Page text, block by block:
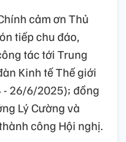
cảm ơn Thủ
tiếp chu đáo,
tác tới Trung
Kinh tế Thế giới
- 26/6/2025); đồng
Lý Cường và
công Hội nghị.